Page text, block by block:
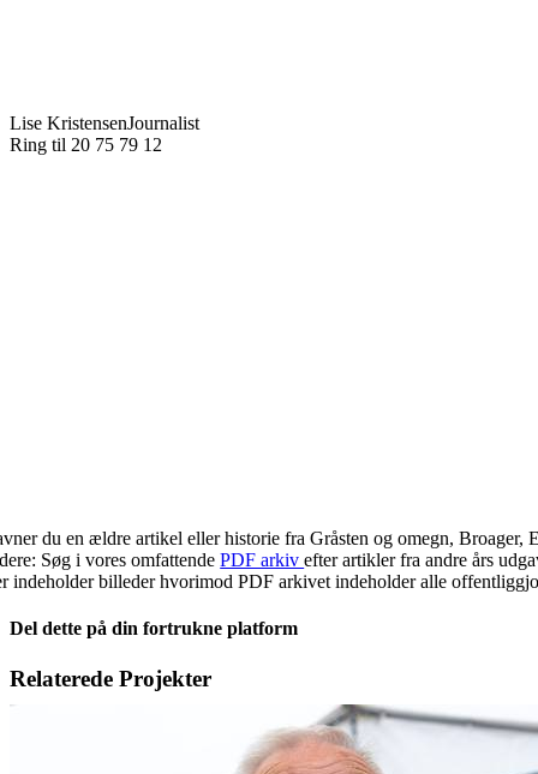
Lise KristensenJournalist
Ring til 20 75 79 12
du en ældre artikel eller historie fra Gråsten og omegn,
Søg i vores omfattendePDF arkivefter artikler fra andre års
indeholder billeder hvorimod PDF arkivet indeholder alle
Del dette på din fortrukne platform
Facebook
X
LinkedIn
E-
Relaterede Projekter